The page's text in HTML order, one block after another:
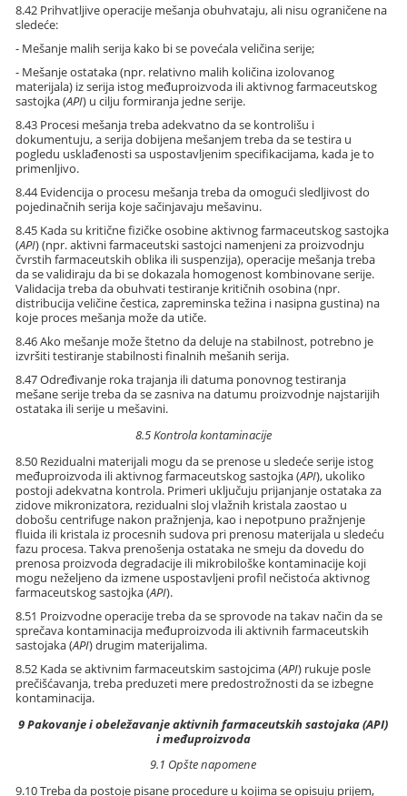
8.42 Prihvatljive operacije mešanja obuhvataju, ali nisu ograničene na
sledeće:
- Mešanje malih serija kako bi se povećala veličina serije;
- Mešanje ostataka (npr. relativno malih količina izolovanog
materijala) iz serija istog međuproizvoda ili aktivnog farmaceutskog
sastojka (API) u cilju formiranja jedne serije.
8.43 Procesi mešanja treba adekvatno da se kontrolišu i
dokumentuju, a serija dobijena mešanjem treba da se testira u
pogledu usklađenosti sa uspostavljenim specifikacijama, kada je to
primenljivo.
8.44 Evidencija o procesu mešanja treba da omogući sledljivost do
pojedinačnih serija koje sačinjavaju mešavinu.
8.45 Kada su kritične fizičke osobine aktivnog farmaceutskog sastojka
(API) (npr. aktivni farmaceutski sastojci namenjeni za proizvodnju
čvrstih farmaceutskih oblika ili suspenzija), operacije mešanja treba
da se validiraju da bi se dokazala homogenost kombinovane serije.
Validacija treba da obuhvati testiranje kritičnih osobina (npr.
distribucija veličine čestica, zapreminska težina i nasipna gustina) na
koje proces mešanja može da utiče.
8.46 Ako mešanje može štetno da deluje na stabilnost, potrebno je
izvršiti testiranje stabilnosti finalnih mešanih serija.
8.47 Određivanje roka trajanja ili datuma ponovnog testiranja
mešane serije treba da se zasniva na datumu proizvodnje najstarijih
ostataka ili serije u mešavini.
8.5 Kontrola kontaminacije
8.50 Rezidualni materijali mogu da se prenose u sledeće serije istog
međuproizvoda ili aktivnog farmaceutskog sastojka (API), ukoliko
postoji adekvatna kontrola. Primeri uključuju prijanjanje ostataka za
zidove mikronizatora, rezidualni sloj vlažnih kristala zaostao u
dobošu centrifuge nakon pražnjenja, kao i nepotpuno pražnjenje
fluida ili kristala iz procesnih sudova pri prenosu materijala u sledeću
fazu procesa. Takva prenošenja ostataka ne smeju da dovedu do
prenosa proizvoda degradacije ili mikrobiloške kontaminacije koji
mogu neželjeno da izmene uspostavljeni profil nečistoća aktivnog
farmaceutskog sastojka (API).
8.51 Proizvodne operacije treba da se sprovode na takav način da se
sprečava kontaminacija međuproizvoda ili aktivnih farmaceutskih
sastojaka (API) drugim materijalima.
8.52 Kada se aktivnim farmaceutskim sastojcima (API) rukuje posle
prečišćavanja, treba preduzeti mere predostrožnosti da se izbegne
kontaminacija.
9 Pakovanje i obeležavanje aktivnih farmaceutskih sastojaka (API)
i međuproizvoda
9.1 Opšte napomene
9.10 Treba da postoje pisane procedure u kojima se opisuju prijem,